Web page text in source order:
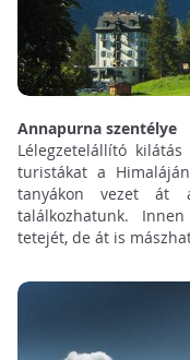
Annapurna szentélye
Lélegzetelállító
turistákat a
tanyákon vezet át
találkozhatunk.
tetejét, de át is